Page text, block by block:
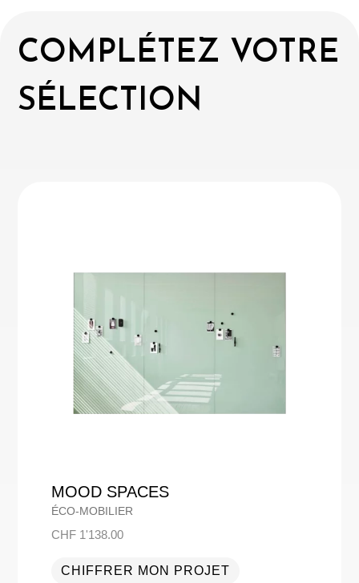
COMPLÉTEZ VOTRE
SÉLECTION
MOOD SPACES
ÉCO-MOBILIER
CHF1'138.00
CHIFFRER MON PROJET